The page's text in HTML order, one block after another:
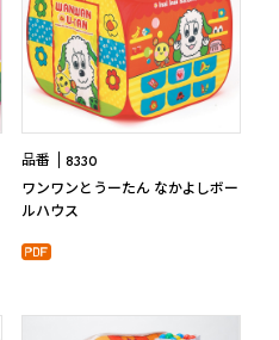
品番 8330
ワンワンとうーたん なかよしボー
ルハウス